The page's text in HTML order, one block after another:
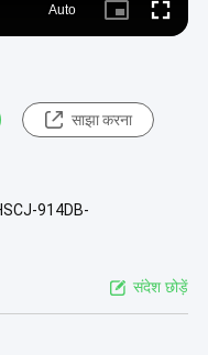
Auto
Picture- Fullscreen
साझा करना
914DB-
संदेश छोड़ें